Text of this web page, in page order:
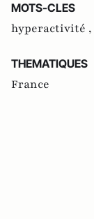
MOTS-CLES
hyperactivité ,
THEMATIQUES
France